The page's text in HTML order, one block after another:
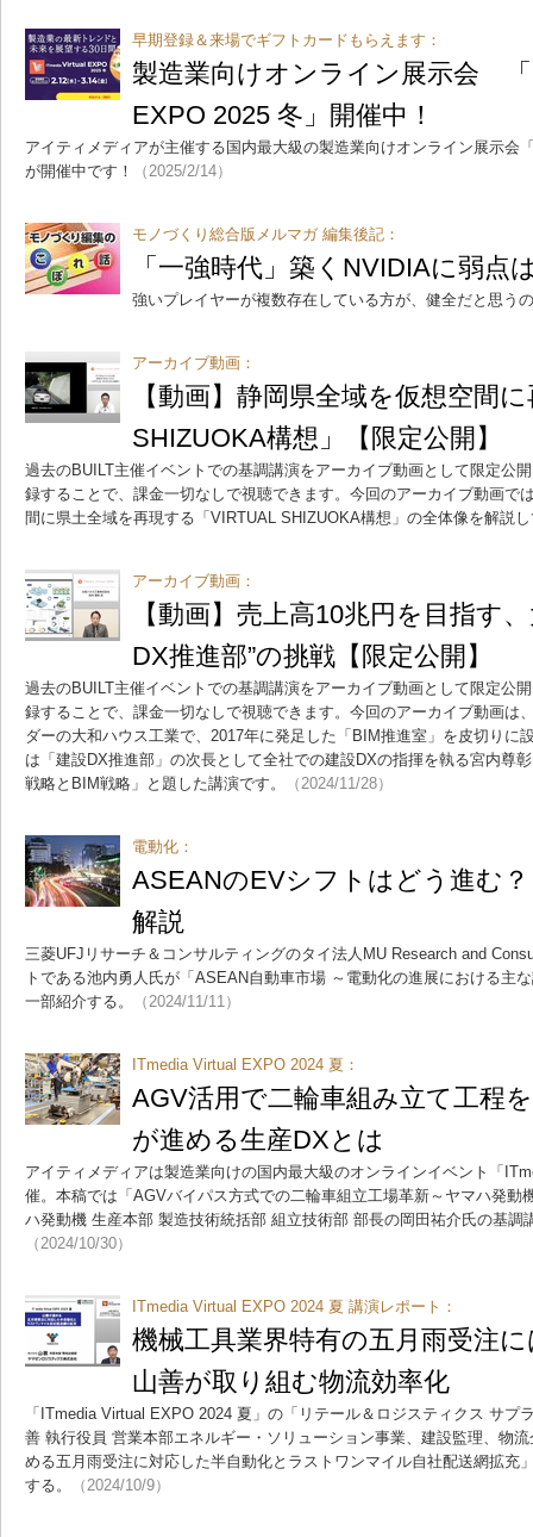
早期登録＆来場でギフトカードもらえます：
製造業向けオンライン展示会 「
EXPO 2025 冬」開催中！
アイティメディアが主催する国内最大級の製造業向けオンライン展示会
が開催中です！
（2025/2/14）
モノづくり総合版メルマガ 編集後記：
「一強時代」築くNVIDIAに弱点
強いプレイヤーが複数存在している方が、健全だと思う
アーカイブ動画：
【動画】静岡県全域を仮想空間
SHIZUOKA構想」【限定公開】
過去のBUILT主催イベントでの基調講演をアーカイブ動画として限定公
録することで、課金一切なしで視聴できます。今回のアーカイブ動画で
間に県土全域を再現する「VIRTUAL SHIZUOKA構想」の全体像を解説
アーカイブ動画：
【動画】売上高10兆円を目指す
DX推進部”の挑戦【限定公開】
過去のBUILT主催イベントでの基調講演をアーカイブ動画として限定公
録することで、課金一切なしで視聴できます。今回のアーカイブ動画は
ダーの大和ハウス工業で、2017年に発足した「BIM推進室」を皮切りに
は「建設DX推進部」の次長として全社での建設DXの指揮を執る宮内尊
戦略とBIM戦略」と題した講演です。
（2024/11/28）
電動化：
ASEANのEVシフトはどう進む
解説
三菱UFJリサーチ＆コンサルティングのタイ法人MU Research and
トである池内勇人氏が「ASEAN自動車市場 ～電動化の進展における主
一部紹介する。
（2024/11/11）
ITmedia Virtual EXPO 2024 夏：
AGV活用で二輪車組み立て工程
が進める生産DXとは
アイティメディアは製造業向けの国内最大級のオンラインイベント「
催。本稿では「AGVバイパス方式での二輪車組立工場革新～ヤマハ発動
ハ発動機 生産本部 製造技術統括部 組立技術部 部長の岡田祐介氏の基調
（2024/10/30）
ITmedia Virtual EXPO 2024 夏 講演レポート：
機械工具業界特有の五月雨受注
山善が取り組む物流効率化
「ITmedia Virtual EXPO 2024 夏」の「リテール＆ロジスティクス サプ
善 執行役員 営業本部エネルギー・ソリューション事業、建設監理、物
める五月雨受注に対応した半自動化とラストワンマイル自社配送網拡充
する。
（2024/10/9）